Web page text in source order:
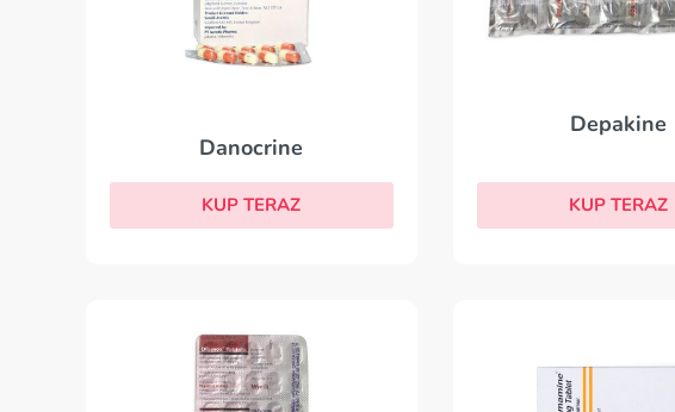
Danocrine
KUP TERAZ
Depakine
KUP TERAZ